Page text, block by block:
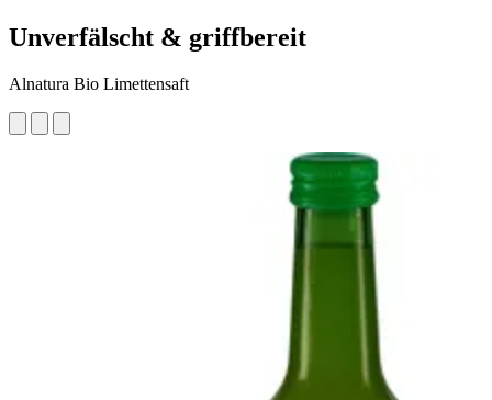
Unverfälscht & griffbereit
Alnatura Bio Limettensaft